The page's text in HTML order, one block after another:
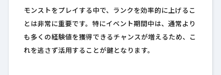
モンストをプレイする中で、ランクを効率的に上げるこ
とは非常に重要です。特にイベント期間中は、通常より
も多くの経験値を獲得できるチャンスが増えるため、こ
れを逃さず活用することが鍵となります。